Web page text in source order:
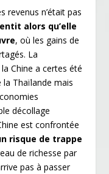
revenus n’était pas
alors qu’elle
, où les gains de
La
Chine a certes été
la Thaïlande mais
décollage
est confrontée
risque de trappe
de richesse par
pas à passer